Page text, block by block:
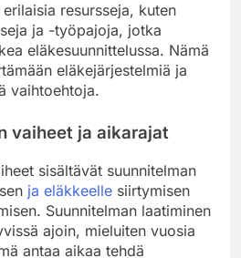
resursseja, kuten
ja -työpajoja, jotka
eläkesuunnittelussa. Nämä
eläkejärjestelmiä ja
vaihtoehtoja.
vaiheet ja aikarajat
sisältävät suunnitelman
ja eläkkeelle siirtymisen
Suunnitelman laatiminen
ajoin, mieluiten vuosia
antaa aikaa tehdä